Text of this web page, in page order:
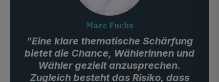
Marc Fuchs
"Eine klare thematische Schärfung
bietet die Chance, Wählerinnen und
Wähler gezielt anzusprechen.
Zugleich besteht das Risiko, dass